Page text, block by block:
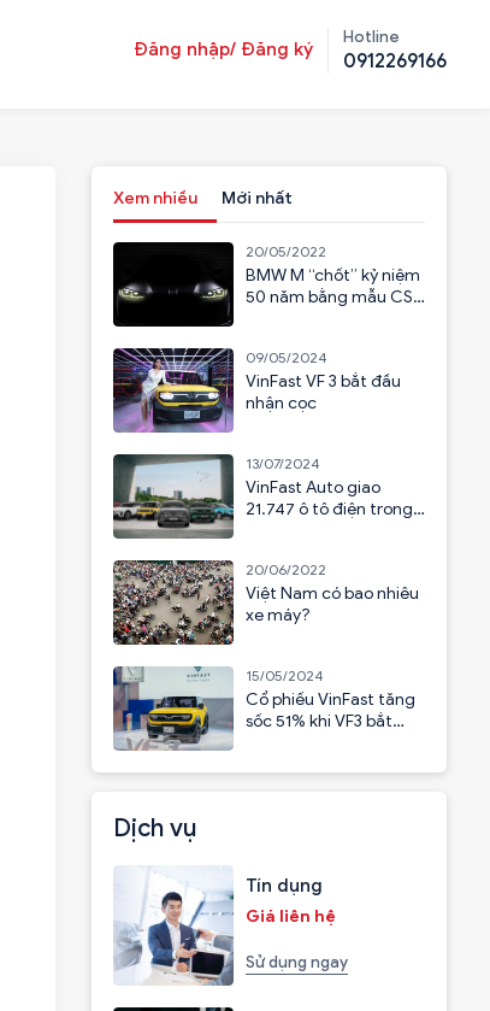
Đăng nhập/ Đăng ký
Hotline
0912269166
Xem nhiều Mới nhất
20/05/2022
BMW M “chốt” kỷ niệm
50 năm bằng mẫu CSL
09/05/2024
VinFast VF 3 bắt đầu
nhận cọc
13/07/2024
VinFast Auto giao
21.747 ô tô điện trong
20/06/2022
Việt Nam có bao nhiêu
xe máy?
15/05/2024
Cổ phiếu VinFast tăng
sốc 51% khi VF3 bắt
Dịch vụ
Tín dụng
Giá liên hệ
Sử dụng ngay